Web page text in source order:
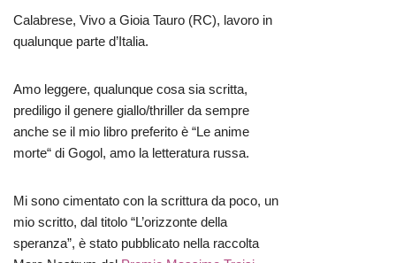
Calabrese, Vivo a Gioia Tauro (RC), lavoro in
qualunque parte d’Italia.
Amo leggere, qualunque cosa sia scritta,
prediligo il genere giallo/thriller da sempre
anche se il mio libro preferito è “Le anime
morte“ di Gogol, amo la letteratura russa.
Mi sono cimentato con la scrittura da poco, un
mio scritto, dal titolo “L’orizzonte della
speranza”, è stato pubblicato nella raccolta